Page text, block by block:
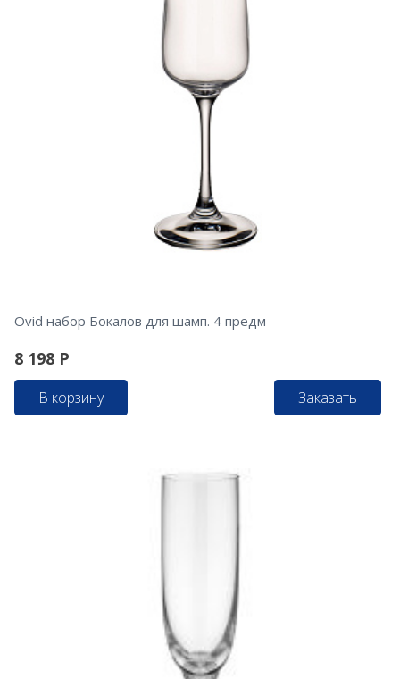
Ovid набор Бокалов для шамп. 4 предм
8 198 Р
В корзину Заказать